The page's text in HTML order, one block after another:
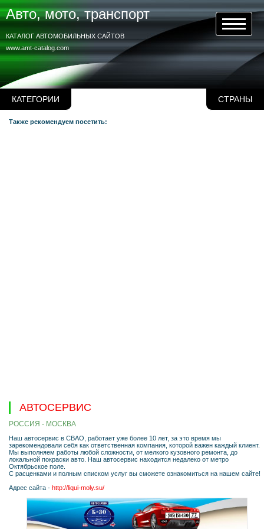
КАТЕГОРИИ СТРАНЫ
Авто, мото, транспорт
www.amt-catalog.com
КАТАЛОГ АВТОМОБИЛЬНЫХ САЙТОВ
Также рекомендуем посетить:
АВТОСЕРВИС
РОССИЯ - МОСКВА
Наш автосервис в СВАО, работает уже более 10 лет, за это время мы
зарекомендовали себя как ответственная компания, которой важен каждый клиент.
Мы выполняем работы любой сложности, от мелкого кузовного ремонта, до
локальной покраски авто. Наш автосервис находится недалеко от метро
Октябрьское поле.
С расценками и полным списком услуг вы сможете ознакомиться на нашем сайте!
Адрес сайта - http://liqui-moly.su/